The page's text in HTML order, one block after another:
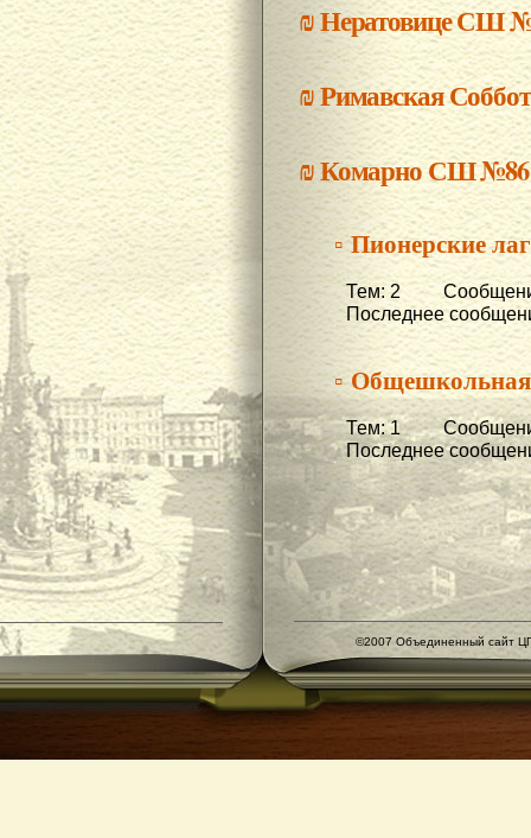
₪Нератовице СШ
₪Римавская
₪Комарно СШ №86
▫ Пионерские
Тем: 2
Последнее
▫
Тем: 1
Последнее
©2007 Объединенный сайт